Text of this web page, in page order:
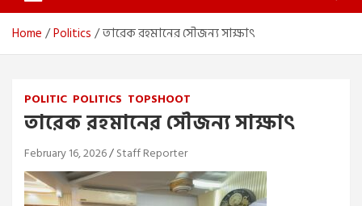
Home Politics তারেক রহমানের সৌজন্য সাক্ষাৎ
POLITIC POLITICS TOPSHOOT
তারেক রহমানের সৌজন্য সাক্ষাৎ
February 16, 2026 Staff Reporter